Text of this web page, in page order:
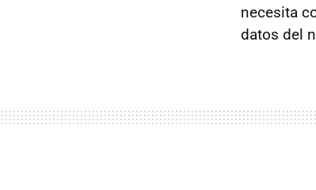
necesita
datos del